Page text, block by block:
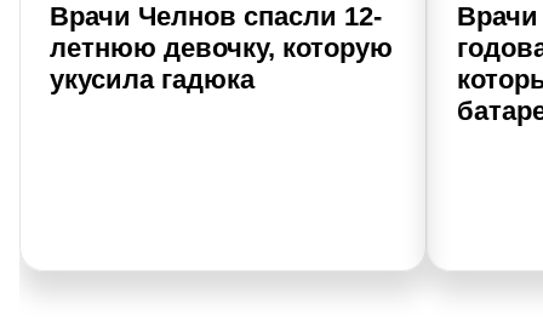
Врачи Челнов спасли 12-
летнюю девочку, которую
укусила гадюка